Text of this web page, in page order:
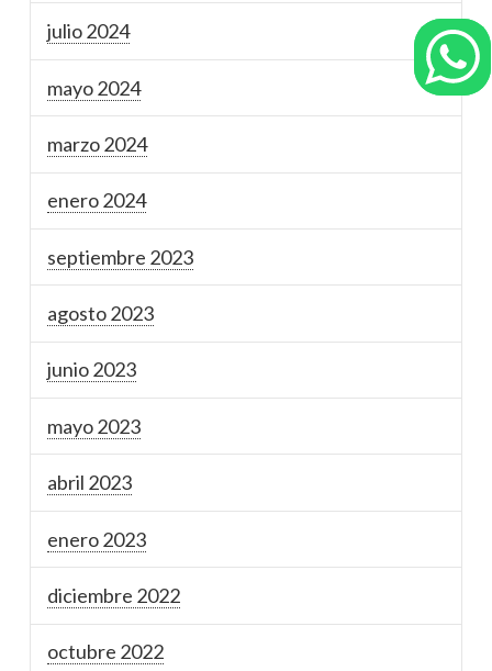
julio 2024
mayo 2024
marzo 2024
enero 2024
septiembre 2023
agosto 2023
junio 2023
mayo 2023
abril 2023
enero 2023
diciembre 2022
octubre 2022